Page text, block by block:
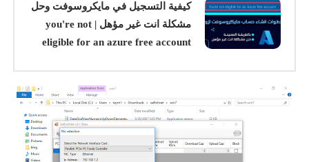
كيفية التسجيل في مايكروسوفت وحل
مشكلة انت غير مؤهل | you're not
eligible for an azure free account